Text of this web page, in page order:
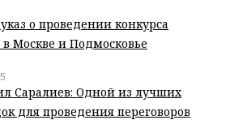
о проведении конкурса
Москве и Подмосковье
Саралиев: Одной из лучших
для проведения переговоров